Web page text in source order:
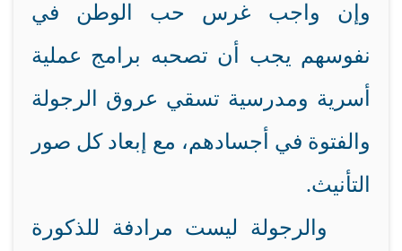
وإن واجب غرس حب الوطن في
نفوسهم يجب أن تصحبه برامج عملية
أسرية ومدرسية تسقي عروق الرجولة
والفتوة في أجسادهم، مع إبعاد كل صور
التأنيث.
والرجولة ليست مرادفة للذكورة